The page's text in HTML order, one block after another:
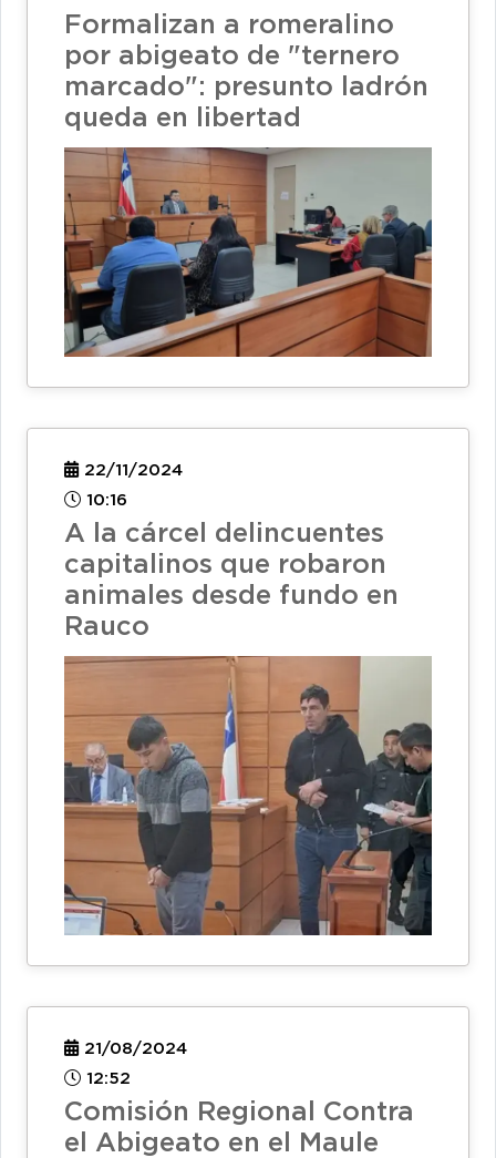
Formalizan a romeralino
por abigeato de "ternero
marcado": presunto ladrón
queda en libertad
22/11/2024
10:16
A la cárcel delincuentes
capitalinos que robaron
animales desde fundo en
Rauco
21/08/2024
12:52
Comisión Regional Contra
el Abigeato en el Maule